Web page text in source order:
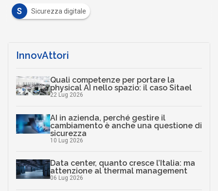
S Sicurezza digitale
InnovAttori
Quali competenze per portare la
physical AI nello spazio: il caso Sitael
22 Lug 2026
AI in azienda, perché gestire il
cambiamento è anche una questione di
sicurezza
10 Lug 2026
Data center, quanto cresce l’Italia: ma
attenzione al thermal management
06 Lug 2026